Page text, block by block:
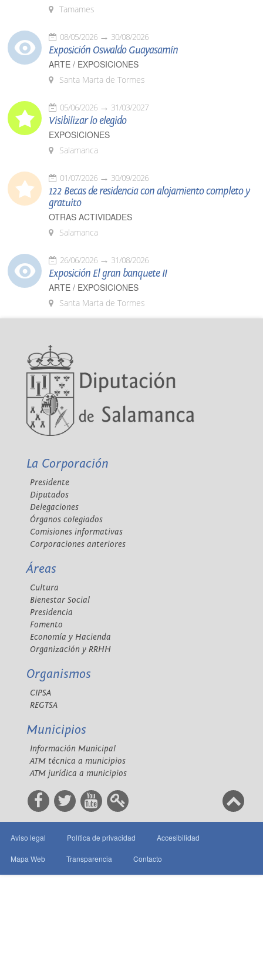
Tamames
08/05/2026 30/08/2026
Exposición Oswaldo Guayasamín
ARTE / EXPOSICIONES
Santa Marta de Tormes
05/06/2026 31/03/2027
Visibilizar lo elegido
EXPOSICIONES
Salamanca
01/07/2026 30/09/2026
122 Becas de residencia con alojamiento completo y
gratuito
OTRAS ACTIVIDADES
Salamanca
26/06/2026 31/08/2026
Exposición El gran banquete II
ARTE / EXPOSICIONES
Santa Marta de Tormes
La Corporación
Presidente
Diputados
Delegaciones
Órganos colegiados
Comisiones informativas
Corporaciones anteriores
Áreas
Cultura
Bienestar Social
Presidencia
Fomento
Economía y Hacienda
Organización y RRHH
Organismos
CIPSA
REGTSA
Municipios
Información Municipal
ATM técnica a municipios
ATM jurídica a municipios
Aviso legal Política de privacidad Accesibilidad
Mapa Web Transparencia Contacto